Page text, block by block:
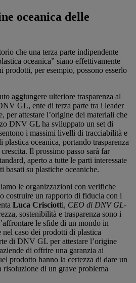
oceanica delle
che una terza parte indipendente
oceanica” siano effettivamente
prodotti, per esempio, possono esserlo
aggiungere ulteriore trasparenza al
GL, ente di terza parte tra i leader
per attestare l’origine dei materiali che
DNV GL ha sviluppato un set di
i massimi livelli di tracciabilità e
oceanica, portando trasparenza
Il prossimo passo sarà far
aperto a tutte le parti interessate
basati su plastiche oceaniche.
le organizzazioni con verifiche
costruire un rapporto di fiducia con i
Luca Crisciotti, CEO di DNV GL-
sostenibilità e trasparenza sono i
le sfide di un mondo in
caso dei prodotti di plastica
di DNV GL per attestare l’origine
di offrire una garanzia ai
prodotto hanno la certezza di dare un
risoluzione di un grave problema